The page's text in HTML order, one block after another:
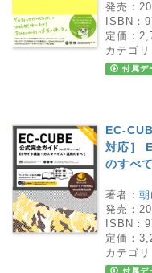
発売：
ISBN：
定価：
カテゴリ
付属デ
EC-
対応］
のすべて
著者：
発売：
ISBN：
定価：
カテゴリ
付属デ